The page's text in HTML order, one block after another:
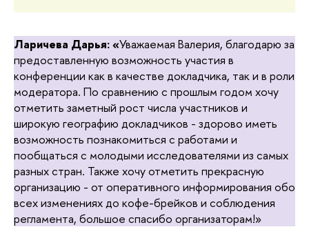
Ларичева Дарья: «Уважаемая Валерия, благодарю за
предоставленную возможность участия в
конференции как в качестве докладчика, так и в роли
модератора. По сравнению с прошлым годом хочу
отметить заметный рост числа участников и
широкую географию докладчиков - здорово иметь
возможность познакомиться с работами и
пообщаться с молодыми исследователями из самых
разных стран. Также хочу отметить прекрасную
организацию - от оперативного информирования обо
всех изменениях до кофе-брейков и соблюдения
регламента, большое спасибо организаторам!»